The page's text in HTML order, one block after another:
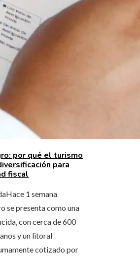
por qué el turismo
para
fiscal
Hace 1 semana
se presenta como una
con cerca de 600
y un litoral
cotizado por